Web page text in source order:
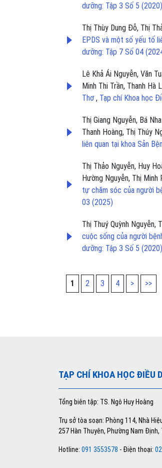
dưỡng: Tập 3 Số 5 (2020)
Thị Thùy Dung Đỗ, Thị
EPDS và một số yếu tố
dưỡng: Tập 7 Số 04
Lê Khả Ái Nguyễn, Văn
Minh Thi Trần, Thanh Hà
Thơ , Tạp chí Khoa học
Thị Giang Nguyễn, Bá
Thanh Hoàng, Thị Thúy
liên quan tại khoa Sản
Thị Thảo Nguyễn, Huy
Hường Nguyễn, Thị Minh
tự chăm sóc của người
03 (2025)
Thị Thuý Quỳnh Nguyễn,
cuộc sống của người
dưỡng: Tập 3 Số 5 (2020)
1 2 3 4 > >>
TẠP CHÍ KHOA HỌC ĐIỀU
Tổng biên tập: TS. Ngô Huy Hoàng
Trụ sở tòa soạn: Phòng 114, Nhà
257 Hàn Thuyên, Phường Nam Định,
Hotline: 091 3553578 - Điện thoại: